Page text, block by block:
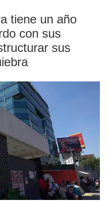
tiene un año
con sus
sus